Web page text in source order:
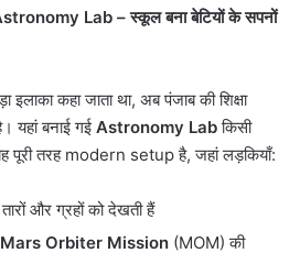
Lab –स्कूल बना बेटियों के सपनों
इलाका कहा जाता था, अब पंजाब की शिक्षा
यहां बनाई गई Astronomy Labकिसी
पूरी तरह modern setup है, जहां लड़कियाँ:
और ग्रहों को देखती हैं
Mars Orbiter Mission (MOM) की